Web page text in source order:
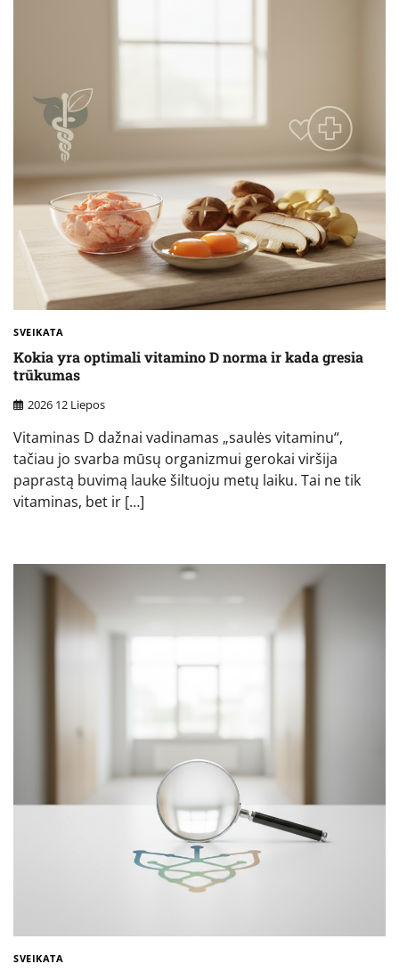
SVEIKATA
Kokia yra optimali vitamino D norma ir kada gresia
trūkumas
2026 12 Liepos
Vitaminas D dažnai vadinamas „saulės vitaminu“,
tačiau jo svarba mūsų organizmui gerokai viršija
paprastą buvimą lauke šiltuoju metų laiku. Tai ne tik
vitaminas, bet ir […]
SVEIKATA